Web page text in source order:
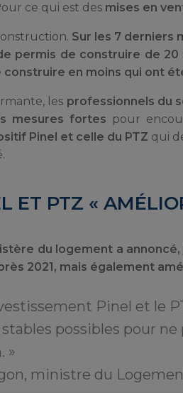
ce qui est des mises en
Sur les 7 derniers
permis de construire de 20
construire en moins qui ont
les professionnels du
mesures fortes pour
Pinel et celle du PTZ qui
ET PTZ «
du logement a
2021, mais également
Pinel et le
possibles pour
»
ministre du